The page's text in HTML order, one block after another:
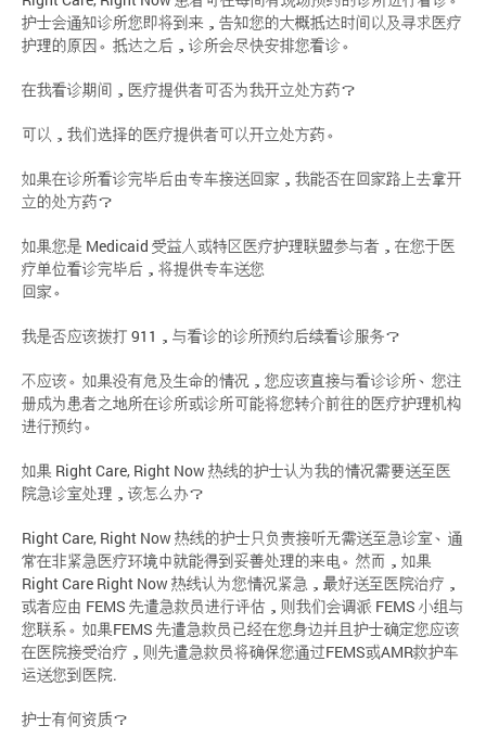
护士会通知诊所您即将到来，告知您的大概抵达时间以及寻求医疗
护理的原因。抵达之后，诊所会尽快安排您看诊。
在我看诊期间，医疗提供者可否为我开立处方药？
可以，我们选择的医疗提供者可以开立处方药。
如果在诊所看诊完毕后由专车接送回家，我能否在回家路上去拿开
立的处方药？
如果您是 Medicaid 受益人或特区医疗护理联盟参与者，在您于医
疗单位看诊完毕后，将提供专车送您
回家。
我是否应该拨打 911，与看诊的诊所预约后续看诊服务？
不应该。如果没有危及生命的情况，您应该直接与看诊诊所、您注
册成为患者之地所在诊所或诊所可能将您转介前往的医疗护理机构
进行预约。
如果 Right Care, Right Now 热线的护士认为我的情况需要送至医
院急诊室处理，该怎么办？
Right Care, Right Now 热线的护士只负责接听无需送至急诊室、通
常在非紧急医疗环境中就能得到妥善处理的来电。然而，如果
Right Care Right Now 热线认为您情况紧急，最好送至医院治疗，
或者应由 FEMS 先遣急救员进行评估，则我们会调派 FEMS 小组与
您联系。如果FEMS 先遣急救员已经在您身边并且护士确定您应该
在医院接受治疗，则先遣急救员将确保您通过FEMS或AMR救护车
运送您到医院.
护士有何资质？